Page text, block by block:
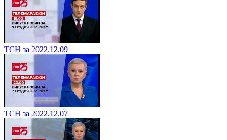
ТСН за 2022.12.09
ТСН за 2022.12.07